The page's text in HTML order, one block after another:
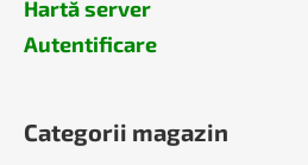
Hartă server
Autentificare
Categorii magazin